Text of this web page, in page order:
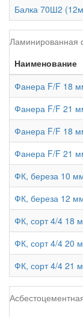
Балка 70Ш2
Ламинированная
Наименование
Фанера F/F 18
Фанера F/F 21
Фанера F/F 18
Фанера F/F 21
ФК, береза 10
ФК, береза 12
ФК, сорт 4/4 18
ФК, сорт 4/4 20
ФК, сорт 4/4 21